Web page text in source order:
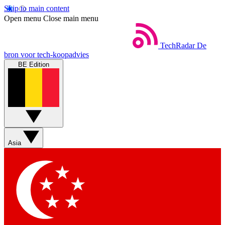
Skip to main content
Open menu Close main menu
TechRadar De
bron voor tech-koopadvies
BE Edition
Asia